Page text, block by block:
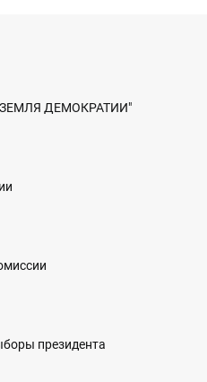
ЗЕМЛЯ ДЕМОКРАТИИ"
президента